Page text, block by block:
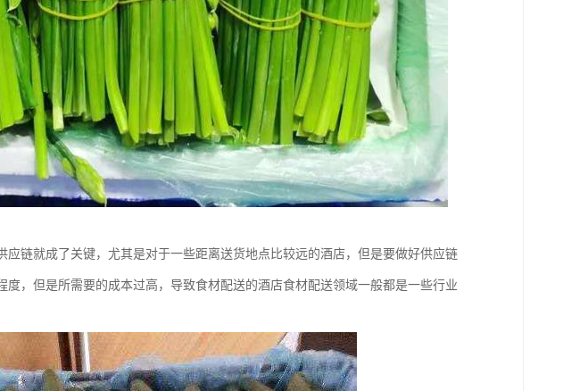
链就成了关键，尤其是对于一些距离送货地点比较远的酒店，但是要做好供应链
，但是所需要的成本过高，导致食材配送的酒店食材配送领域一般都是一些行业